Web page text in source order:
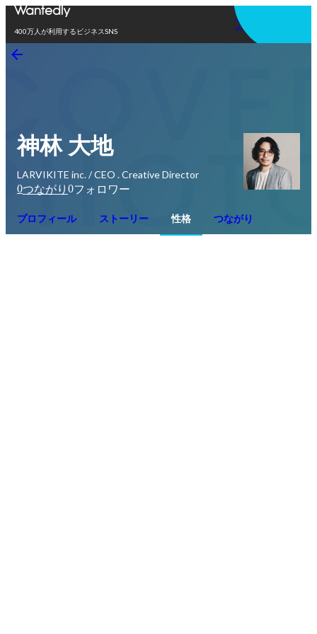
400万人が利用するビジネスSNS
アプリを使う
神林 大地
LARVIKITE inc. / CEO . Creative Director
0つながり 0フォロワー
プロフィール ストーリー 性格 つながり